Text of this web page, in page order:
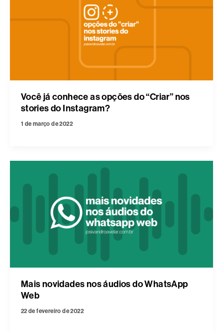
Você já conhece as opções do “Criar” nos
stories do Instagram?
1 de março de 2022
Mais novidades nos áudios do WhatsApp
Web
22 de fevereiro de 2022